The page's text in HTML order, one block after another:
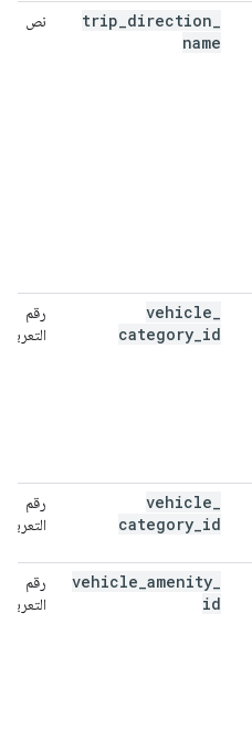
trip direction
name
نص
vehicle
category id
رقم
التعريف
vehicle
category id
رقم
التعريف
vehicle amenity
id
رقم
التعريف